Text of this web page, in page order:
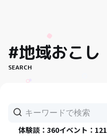
#地域おこし
SEARCH
体験談：360イベント：121